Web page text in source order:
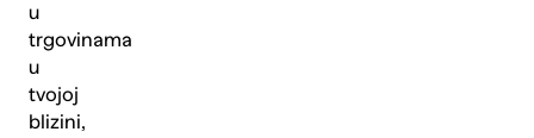
u
trgovinama
u
tvojoj
blizini,